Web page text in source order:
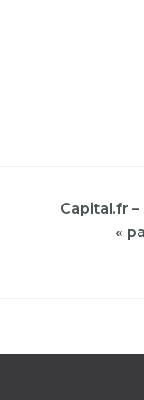
Capital.fr –
«